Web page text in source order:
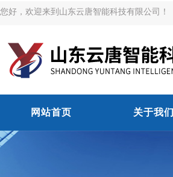
您好，欢迎来到山东云唐智能科技有限公司！
网站首页 关于我们